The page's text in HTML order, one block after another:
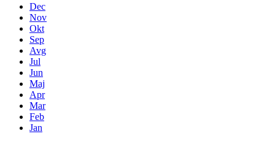
Dec
Nov
Okt
Sep
Avg
Jul
Jun
Maj
Apr
Mar
Feb
Jan